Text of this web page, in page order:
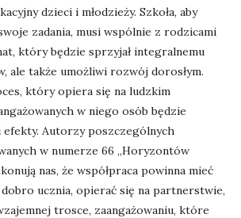
dzieci i młodzieży. Szkoła, aby
zadania, musi wspólnie z rodzicami
który będzie sprzyjał integralnemu
ale także umożliwi rozwój dorosłym.
który opiera się na ludzkim
w niego osób będzie
efekty. Autorzy poszczególnych
w numerze 66 „Horyzontów
nas, że współpraca powinna mieć
dobro ucznia, opierać się na partnerstwie,
trosce, zaangażowaniu, które